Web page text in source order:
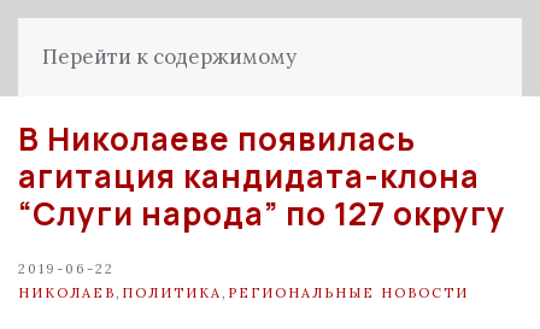
Перейти к содержимому
В Николаеве появилась
агитация кандидата-клона
“Слуги народа” по 127 округу
2019-06-22
НИКОЛАЕВ ПОЛИТИКА РЕГИОНАЛЬНЫЕ НОВОСТИ